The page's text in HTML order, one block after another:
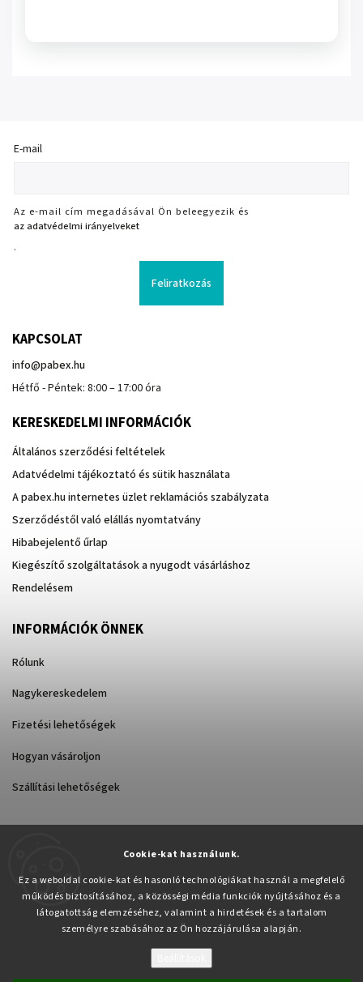
Cookie-kat használunk.
Ez a weboldal cookie-kat és hasonló technológiákat használ a megfelelő
működés biztosításához, a közösségi média funkciók nyújtásához és a
látogatottság elemzéséhez, valamint a hirdetések és a tartalom
személyre szabásához az Ön hozzájárulása alapján.
E-mail
Az e-mail cím megadásával Ön beleegyezik és
az adatvédelmi irányelveket
.
Feliratkozás
KAPCSOLAT
info@pabex.hu
Hétfő - Péntek: 8:00 – 17:00 óra
KERESKEDELMI INFORMÁCIÓK
Általános szerződési feltételek
Adatvédelmi tájékoztató és sütik használata
A pabex.hu internetes üzlet reklamációs szabályzata
Szerződéstől való elállás nyomtatvány
Hibabejelentő űrlap
Kiegészítő szolgáltatások a nyugodt vásárláshoz
Rendelésem
INFORMÁCIÓK ÖNNEK
Rólunk
Nagykereskedelem
Fizetési lehetőségek
Hogyan vásároljon
Szállítási lehetőségek
Copyright 2026Pabex.hu. Minden jog fenntartva.